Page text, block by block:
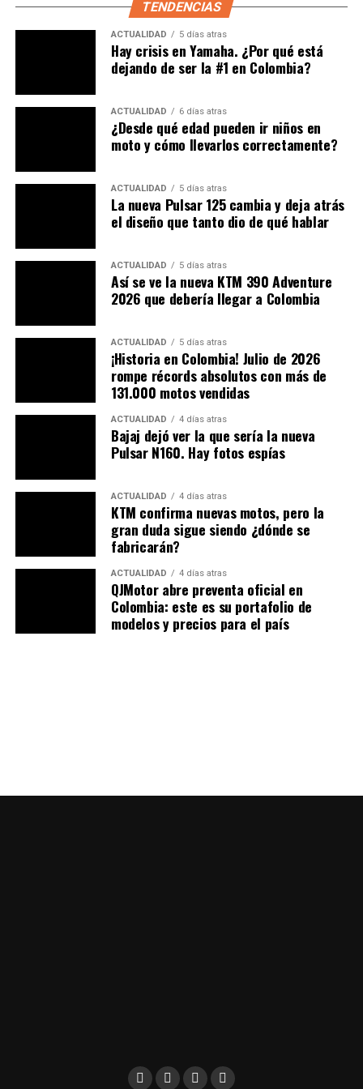
bastante costosa, tiene un valor de 8,88 millones de
(aproximadamente 73.600 dólares)
debemos tener en cuenta que es fabricada a mano y la
producción está limitadaa solo 49 unidades, es posible
personalizar tanto la pintura como la decoración;
definitivamente es unamáquina para fanáticos de las
y la tecnología, con una buena cuenta bancaria.
{gallery}2015/Diciembre/Zeco/Galeria{/gallery}
TEMAS RELACIONADOS: FUTURO
LANZAMIENTO
MOTOCICLISMO
MOTOS
REVISTA DE MOTOS
REVISTA ESPECIALIZADA EN MOTOCICLISMO
TEST DRIVE
A CONTINUACIÓN
Husqvarna 701 Enduro y Supermoto, la marca Premium
Publimotos estuvo presente desde México en la
clasificatoria BMW Motorrad GS Trophy 2016:
TENDENCIAS
ACTUALIDAD 5 días atras
Hay crisis en Yamaha. ¿Por qué está
dejando de ser la #1 en Colombia?
ACTUALIDAD 6 días atras
¿Desde qué edad pueden ir niños en
moto y cómo llevarlos correctamente?
ACTUALIDAD 5 días atras
La nueva Pulsar 125 cambia y deja atrás
el diseño que tanto dio de qué hablar
ACTUALIDAD 5 días atras
Así se ve la nueva KTM 390 Adventure
2026 que debería llegar a Colombia
ACTUALIDAD 5 días atras
¡Historia en Colombia! Julio de 2026
rompe récords absolutos con más de
131.000 motos vendidas
ACTUALIDAD 4 días atras
Bajaj dejó ver la que sería la nueva
Pulsar N160. Hay fotos espías
ACTUALIDAD 4 días atras
KTM confirma nuevas motos, pero la
gran duda sigue siendo ¿dónde se
fabricarán?
ACTUALIDAD 4 días atras
QJMotor abre preventa oficial en
Colombia: este es su portafolio de
modelos y precios para el país